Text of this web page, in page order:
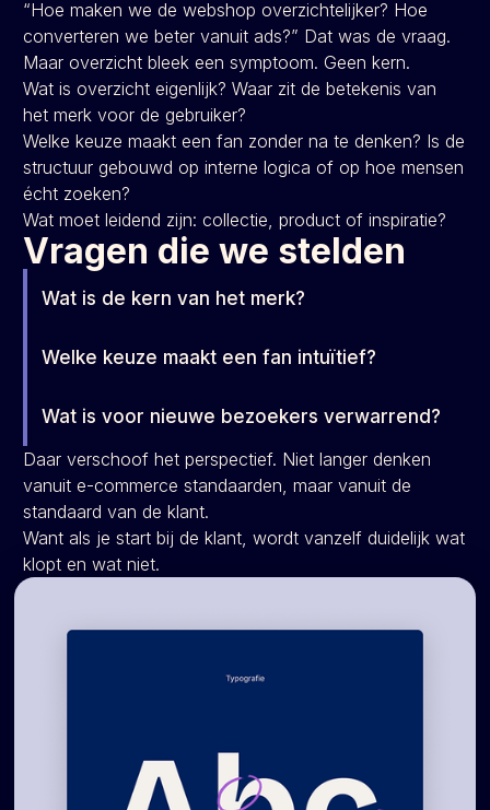
“Hoe maken we de webshop overzichtelijker? Hoe
converteren we beter vanuit ads?” Dat was de vraag.
Maar overzicht bleek een symptoom. Geen kern.
Wat is overzicht eigenlijk? Waar zit de betekenis van
het merk voor de gebruiker?
Welke keuze maakt een fan zonder na te denken? Is de
structuur gebouwd op interne logica of op hoe mensen
écht zoeken?
Wat moet leidend zijn: collectie, product of inspiratie?
Vragen die we stelden
Wat is de kern van het merk?
Welke keuze maakt een fan intuïtief?
Wat is voor nieuwe bezoekers verwarrend?
Daar verschoof het perspectief. Niet langer denken
vanuit e-commerce standaarden, maar vanuit de
standaard van de klant.
Want als je start bij de klant, wordt vanzelf duidelijk wat
klopt en wat niet.